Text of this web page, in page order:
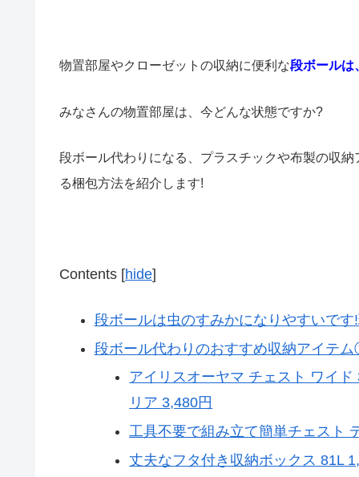
物置部屋やクローゼットの収納に便利な段ボールは
みなさんの物置部屋は、今どんな状態ですか?
段ボール代わりになる、プラスチックや布製の収
る梱包方法を紹介 します!
Contents [hide]
段ボールは虫のすみかになりやすいで
段ボール代わりのおすすめ収納アイテ
アイリスオーヤマ チェスト ワイ
リア 3,480円
工具不要で組み立て簡単チェスト
丈夫なフタ付き収納ボックス 81L